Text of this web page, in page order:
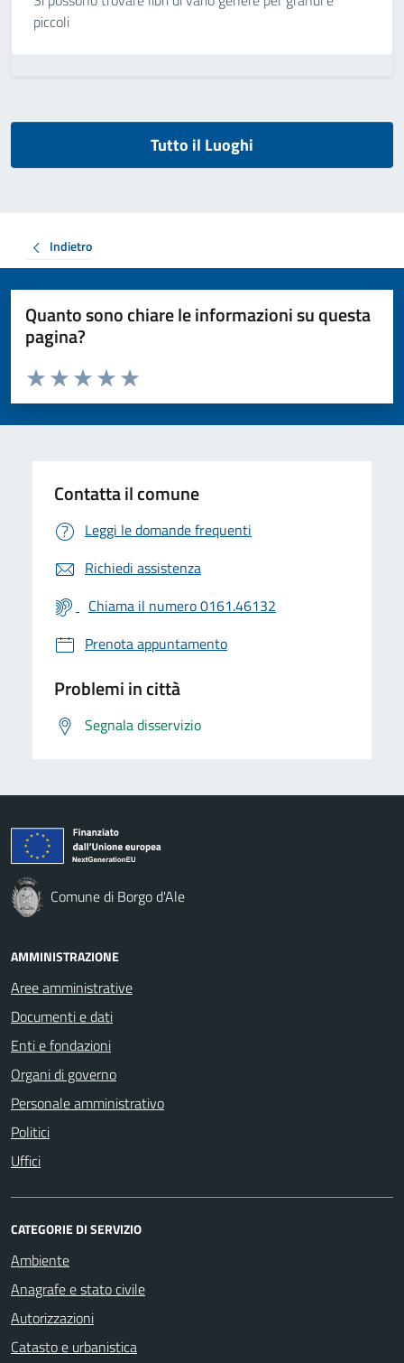
piccoli
Tutto il Luoghi
Indietro
Quanto sono chiare le informazioni su questa
pagina?
Valuta da 1 a 5 stelle la pagina
Valuta 5 stelle su 5
Valuta 4 stelle su 5
Valuta 3 stelle su 5
Valuta 2 stelle su 5
Valuta 1 stelle su 5
Contatta il comune
Leggi le domande frequenti
Richiedi assistenza
Chiama il numero 0161.46132
Prenota appuntamento
Problemi in città
Segnala disservizio
Comune di Borgo d'Ale
AMMINISTRAZIONE
Aree amministrative
Documenti e dati
Enti e fondazioni
Organi di governo
Personale amministrativo
Politici
Uffici
CATEGORIE DI SERVIZIO
Ambiente
Anagrafe e stato civile
Autorizzazioni
Catasto e urbanistica